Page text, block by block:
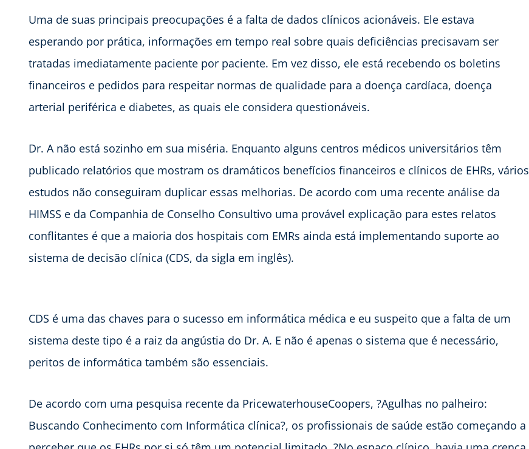
Uma de suas principais preocupações é a falta de dados clínicos acionáveis. Ele estava
esperando por prática, informações em tempo real sobre quais deficiências precisavam ser
tratadas imediatamente paciente por paciente. Em vez disso, ele está recebendo os boletins
financeiros e pedidos para respeitar normas de qualidade para a doença cardíaca, doença
arterial periférica e diabetes, as quais ele considera questionáveis.
Dr. A não está sozinho em sua miséria. Enquanto alguns centros médicos universitários têm
publicado relatórios que mostram os dramáticos benefícios financeiros e clínicos de EHRs, vários
estudos não conseguiram duplicar essas melhorias. De acordo com uma recente análise da
HIMSS e da Companhia de Conselho Consultivo uma provável explicação para estes relatos
conflitantes é que a maioria dos hospitais com EMRs ainda está implementando suporte ao
sistema de decisão clínica (CDS, da sigla em inglês).
CDS é uma das chaves para o sucesso em informática médica e eu suspeito que a falta de um
sistema deste tipo é a raiz da angústia do Dr. A. E não é apenas o sistema que é necessário,
peritos de informática também são essenciais.
De acordo com uma pesquisa recente da PricewaterhouseCoopers, ?Agulhas no palheiro:
Buscando Conhecimento com Informática clínica?, os profissionais de saúde estão começando a